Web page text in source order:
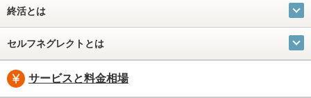
終活とは
セルフネグレクトとは
サービスと料金相場